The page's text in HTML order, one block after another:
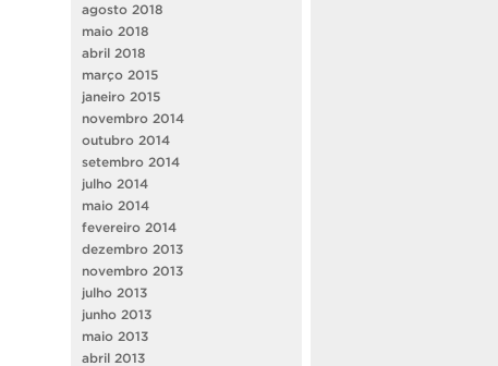
agosto 2018
maio 2018
abril 2018
março 2015
janeiro 2015
novembro 2014
outubro 2014
setembro 2014
julho 2014
maio 2014
fevereiro 2014
dezembro 2013
novembro 2013
julho 2013
junho 2013
maio 2013
abril 2013